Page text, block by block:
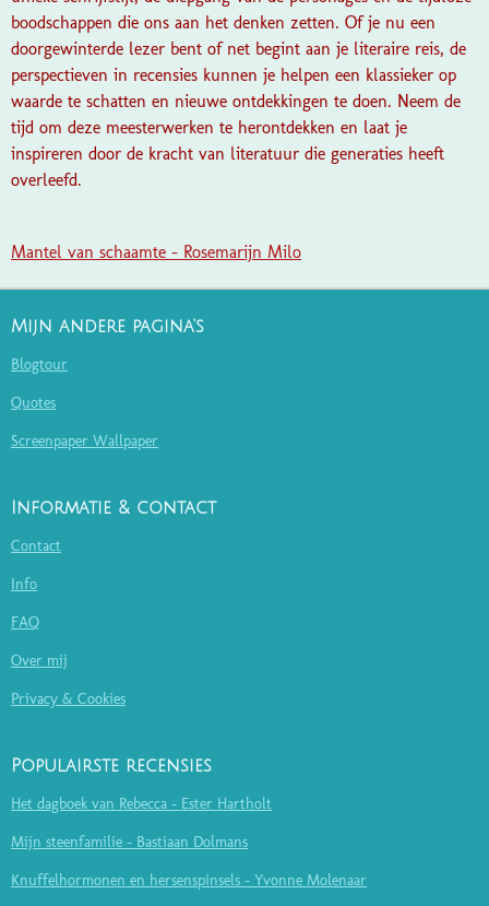
boodschappen die ons aan het denken zetten. Of je nu een
doorgewinterde lezer bent of net begint aan je literaire reis, de
perspectieven in recensies kunnen je helpen een klassieker op
waarde te schatten en nieuwe ontdekkingen te doen. Neem de
tijd om deze meesterwerken te herontdekken en laat je
inspireren door de kracht van literatuur die generaties heeft
overleefd.
Mantel van schaamte - Rosemarijn Milo
Mijn andere pagina's
Blogtour
Quotes
Screenpaper Wallpaper
Informatie & contact
Contact
Info
FAQ
Over mij
Privacy & Cookies
Populairste recensies
Het dagboek van Rebecca - Ester Hartholt
Mijn steenfamilie - Bastiaan Dolmans
Knuffelhormonen en hersenspinsels - Yvonne Molenaar